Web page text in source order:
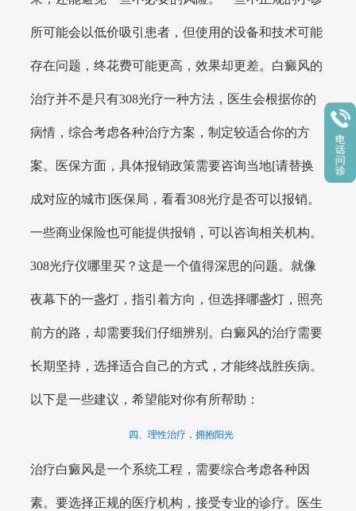
所可能会以低价吸引患者，但使用的设备和技术可能
存在问题，终花费可能更高，效果却更差。白癜风的
治疗并不是只有308光疗一种方法，医生会根据你的
病情，综合考虑各种治疗方案，制定较适合你的方
案。医保方面，具体报销政策需要咨询当地[请替换
成对应的城市]医保局，看看308光疗是否可以报销。
一些商业保险也可能提供报销，可以咨询相关机构。
308光疗仪哪里买？这是一个值得深思的问题。就像
夜幕下的一盏灯，指引着方向，但选择哪盏灯，照亮
前方的路，却需要我们仔细辨别。白癜风的治疗需要
长期坚持，选择适合自己的方式，才能终战胜疾病。
以下是一些建议，希望能对你有所帮助：
四、理性治疗，拥抱阳光
治疗白癜风是一个系统工程，需要综合考虑各种因
素。要选择正规的医疗机构，接受专业的诊疗。医生